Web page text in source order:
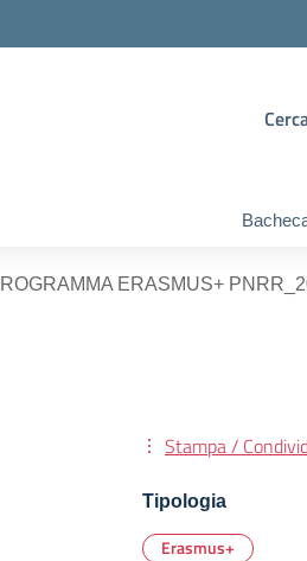
ERASMUS+
Stampa /
Tipologia
Erasmus+